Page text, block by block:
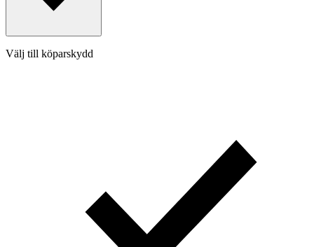
Välj till köparskydd